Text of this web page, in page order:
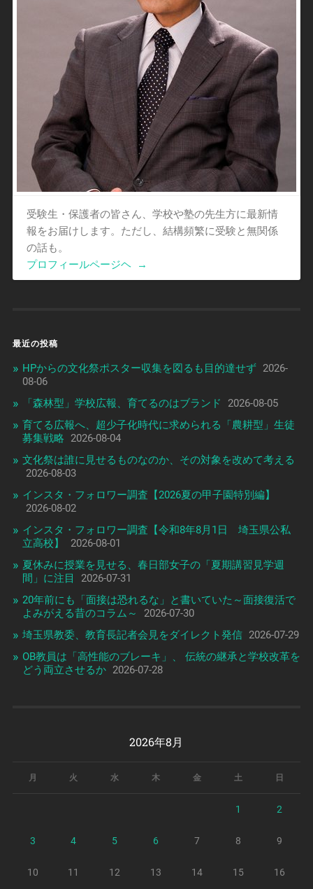
受験生・保護者の皆さん、学校や塾の先生方に最新情
報をお届けします。ただし、結構頻繁に受験と無関係
の話も。
プロフィールページヘ
→
最近の投稿
HPからの文化祭ポスター収集を図るも目的達せず 2026-
08-06
「森林型」学校広報、育てるのはブランド
2026-08-05
育てる広報へ、超少子化時代に求められる「農耕型」生徒
募集戦略
2026-08-04
文化祭は誰に見せるものなのか、その対象を改めて考える
2026-08-03
インスタ・フォロワー調査【2026夏の甲子園特別編】
2026-08-02
インスタ・フォロワー調査【令和8年8月1日 埼玉県公私
立高校】
2026-08-01
夏休みに授業を見せる、春日部女子の「夏期講習見学週
間」に注目
2026-07-31
20年前にも「面接は恐れるな」と書いていた～面接復活で
よみがえる昔のコラム～
2026-07-30
埼玉県教委、教育長記者会見をダイレクト発信 2026-07-29
OB教員は「高性能のブレーキ」、 伝統の継承と学校改革を
どう両立させるか 2026-07-28
2026年8月
月 火 水 木 金 土 日
1 2
3 4 5 6 7 8 9
10 11 12 13 14 15 16